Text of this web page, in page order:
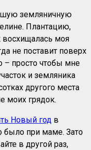
земляничную
Плантацию,
восхищалась моя
не поставит поверх
– просто чтобы мне
и земляника
другого места
моих грядок.
Новый год в
было при маме. Зато
в другой раз,